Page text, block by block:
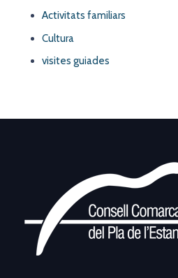
Activitats familiars
Cultura
visites guiades